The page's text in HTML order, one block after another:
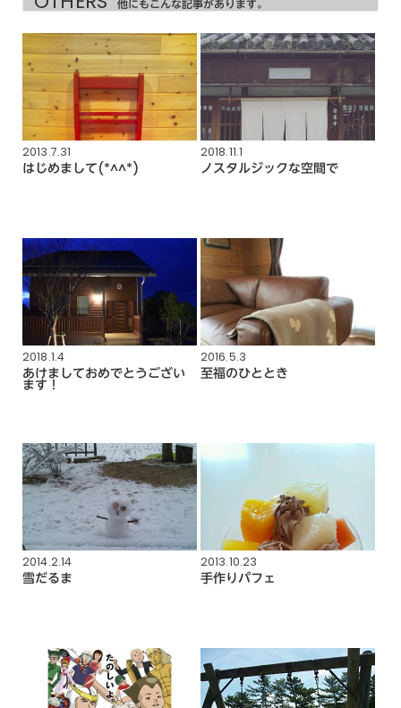
他にもこんな記事があります。
2013.7.31
はじめまして(*^^*)
2018.11.1
ノスタルジックな空間で
2018.1.4
あけましておめでとうござい
ます！
2016.5.3
至福のひととき
2014.2.14
雪だるま
2013.10.23
手作りパフェ